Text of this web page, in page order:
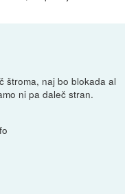
štroma, naj bo blokada al
ni pa daleč stran.